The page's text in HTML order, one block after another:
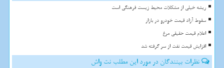
ریشه خیلی از مشکلات محیط زیست فرهنگی است
سقوط آزاد قیمت خودرو در بازار
اعلام قیمت حقیقی مرغ
افزایش قیمت نفت از سر گرفته شد
نظرات بینندگان در مورد این مطلب نت واش